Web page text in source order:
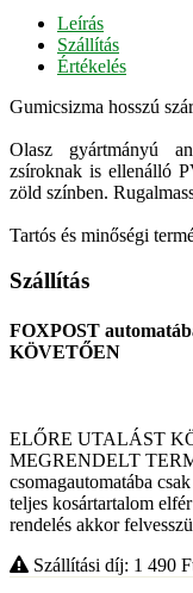
Leírás
Szállítás
Értékelés
Gumicsizma hosszú
Olasz gyártmányú
zsíroknak is ellenálló
zöld színben.
Tartós és minőségi
Szállítás
FOXPOST
KÖVETŐEN
ELŐRE UTALÁST
MEGRENDELT
csomagautomatába
teljes kosártartalom
rendelés akkor
Szállítási díj: 1 490